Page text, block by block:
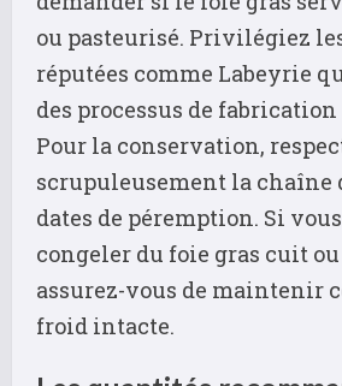
ou pasteurisé. Privilégiez
réputées comme Labeyrie
des processus de
Pour la conservation,
scrupuleusement la chaîne
dates de péremption. Si
congeler du foie gras cuit
assurez-vous de maintenir
froid intacte.